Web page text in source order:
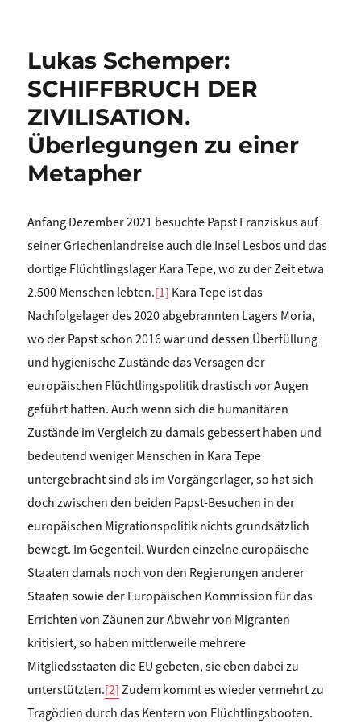
Lukas Schemper:
SCHIFFBRUCH DER
ZIVILISATION.
Überlegungen zu einer
Metapher
Anfang Dezember 2021 besuchte Papst Franziskus auf
seiner Griechenlandreise auch die Insel Lesbos und das
dortige Flüchtlingslager Kara Tepe, wo zu der Zeit etwa
2.500 Menschen lebten.[1] Kara Tepe ist das
Nachfolgelager des 2020 abgebrannten Lagers Moria,
wo der Papst schon 2016 war und dessen Überfüllung
und hygienische Zustände das Versagen der
europäischen Flüchtlingspolitik drastisch vor Augen
geführt hatten. Auch wenn sich die humanitären
Zustände im Vergleich zu damals gebessert haben und
bedeutend weniger Menschen in Kara Tepe
untergebracht sind als im Vorgängerlager, so hat sich
doch zwischen den beiden Papst-Besuchen in der
europäischen Migrationspolitik nichts grundsätzlich
bewegt. Im Gegenteil. Wurden einzelne europäische
Staaten damals noch von den Regierungen anderer
Staaten sowie der Europäischen Kommission für das
Errichten von Zäunen zur Abwehr von Migranten
kritisiert, so haben mittlerweile mehrere
Mitgliedsstaaten die EU gebeten, sie eben dabei zu
unterstützten.[2]Zudem kommt es wieder vermehrt zu
Tragödien durch das Kentern von Flüchtlingsbooten.